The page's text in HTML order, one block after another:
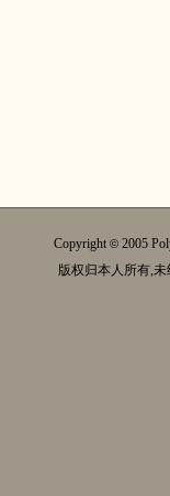
Copyright© 2005
版权归本人所有,